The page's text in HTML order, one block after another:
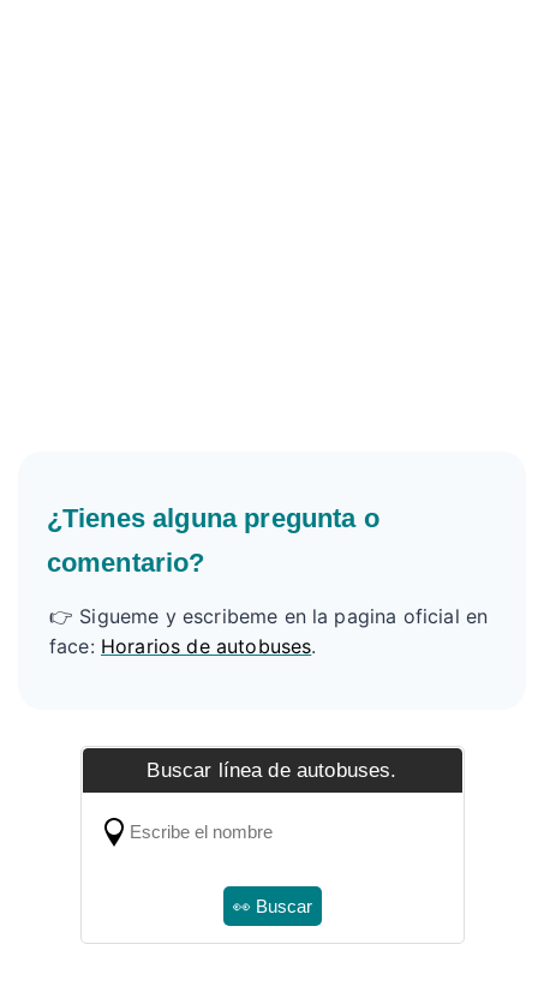
¿Tienes alguna pregunta o
comentario?
👉 Sigueme y escribeme en la pagina oficial en
face: Horarios de autobuses.
Buscar línea de autobuses.